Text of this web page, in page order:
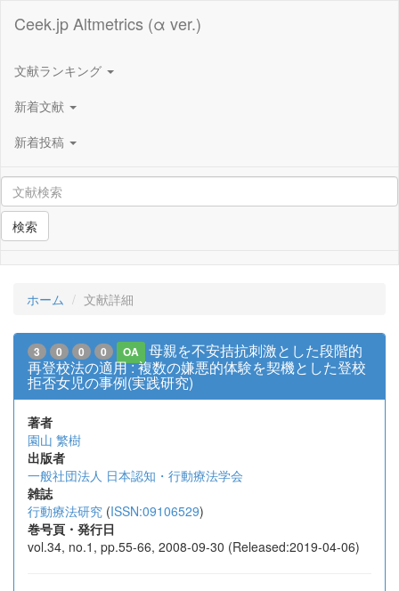
Ceek.jp Altmetrics (α ver.)
文献ランキング
新着文献
新着投稿
検索
ホーム 文献詳細
3 0 0 0 OA
母親を不安拮抗刺激とした段階的
再登校法の適用 : 複数の嫌悪的体験を契機とした登校
拒否女児の事例(実践研究)
著者
園山 繁樹
出版者
一般社団法人 日本認知・行動療法学会
雑誌
行動療法研究 (ISSN:09106529)
巻号頁・発行日
vol.34, no.1, pp.55-66, 2008-09-30 (Released:2019-04-06)